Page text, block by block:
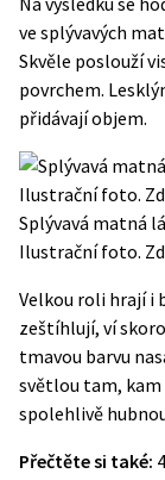
ve splývavých
Skvěle poslouží
povrchem.
přidávají objem.
Splývavá matná
Ilustrační foto.
Velkou roli hrají i
zeštíhlují, ví
tmavou barvu
světlou tam,
spolehlivě
Přečtěte si také: